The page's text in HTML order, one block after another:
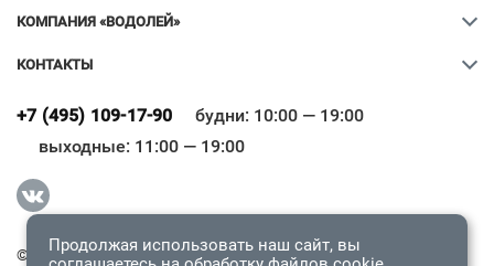
КОМПАНИЯ «ВОДОЛЕЙ»
КОНТАКТЫ
+7 (495) 109-17-90
будни: 10:00 — 19:00
выходные: 11:00 — 19:00
© 2009-2026 «Водолей Онлайн». Все права защищены.
Всё верно
Продолжая использовать наш сайт, вы